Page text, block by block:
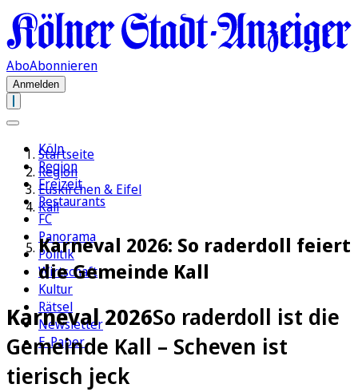
AboAbonnieren
Anmelden
Köln
Region
Freizeit
Restaurants
FC
Panorama
Politik
Wirtschaft
Kultur
Rätsel
Newsletter
E-Paper
Startseite
Region
Euskirchen & Eifel
Kall
Karneval 2026: So raderdoll feiert
die Gemeinde Kall
Karneval 2026So raderdoll ist die
Gemeinde Kall – Scheven ist
tierisch jeck